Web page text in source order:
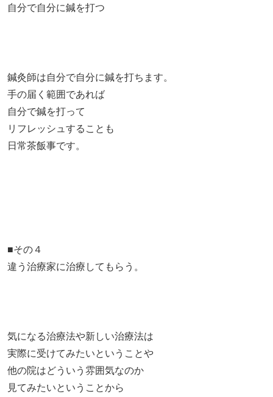
自分で自分に鍼を打つ
鍼灸師は自分で自分に鍼を打ちます。
手の届く範囲であれば
自分で鍼を打って
リフレッシュすることも
日常茶飯事です。
■その４
違う治療家に治療してもらう。
気になる治療法や新しい治療法は
実際に受けてみたいということや
他の院はどういう雰囲気なのか
見てみたいということから